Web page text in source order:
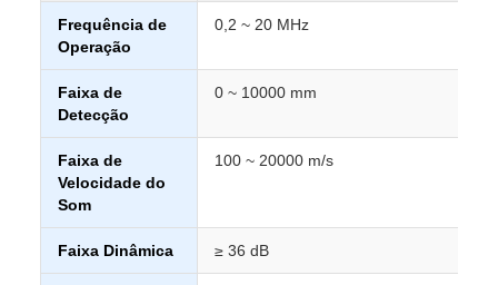
Frequência de
Operação
0,2 ~ 20 MHz
Faixa de
Detecção
0 ~ 10000 mm
Faixa de
Velocidade do
Som
100 ~ 20000 m/s
Faixa Dinâmica ≥ 36 dB